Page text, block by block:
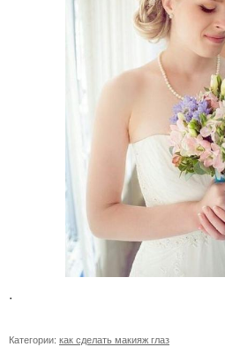
.
Категории: как сделать макияж глаз